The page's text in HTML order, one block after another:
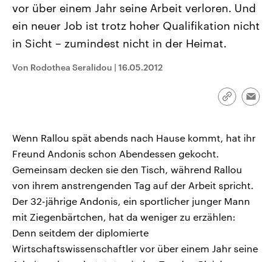
Landtagswahl Sachsen-Anhalt
Alle Informationen
Sachsen-Anhalt wählt am 6.
September 2026 einen neuen
Bundesland von einer Koalition aus
USA
Hintergründe
Wirtschaftlich und
gehören die Vereinigten
Audio-Archiv
vor über einem Jahr seine Arbeit verloren. Und
ein neuer Job ist trotz hoher Qualifikation nicht
in Sicht – zumindest nicht in der Heimat.
Von Rodothea Seralidou | 16.05.2012
Link
Wenn Rallou spät abends nach Hause kommt, hat ihr
Freund Andonis schon Abendessen gekocht.
Gemeinsam decken sie den Tisch, während Rallou
von ihrem anstrengenden Tag auf der Arbeit spricht.
Der 32-jährige Andonis, ein sportlicher junger Mann
mit Ziegenbärtchen, hat da weniger zu erzählen:
Denn seitdem der diplomierte
Wirtschaftswissenschaftler vor über einem Jahr seine